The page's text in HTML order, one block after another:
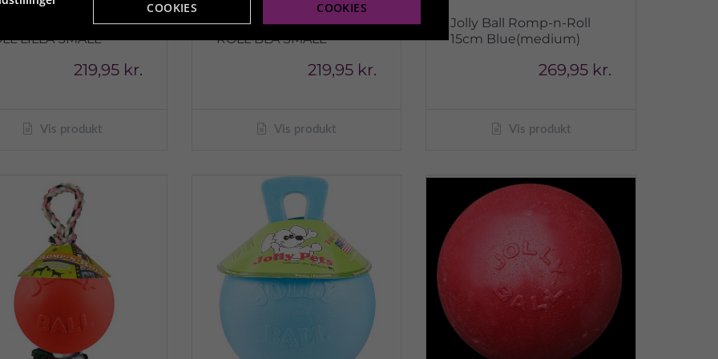
PETS ROMP-N-
LILLA SMALL
219,95 kr.
Vis produkt
JOLLY PETS ROMP-N-
ROLL BLÅ SMALL
219,95 kr.
Vis produkt
Jolly Ball Romp-n-Roll
15cm Blue(medium)
269,95 kr.
Vis produkt
COOKIES
COOKIES